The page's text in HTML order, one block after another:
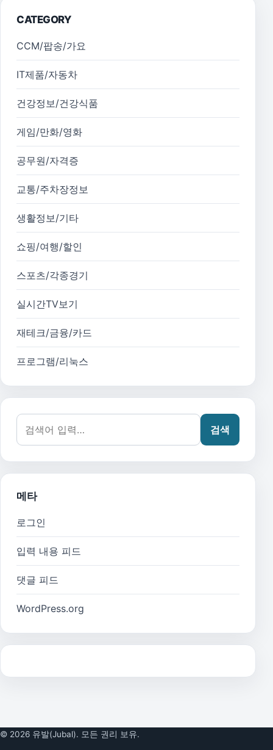
CATEGORY
CCM/팝송/가요
IT제품/자동차
건강정보/건강식품
게임/만화/영화
공무원/자격증
교통/주차장정보
생활정보/기타
쇼핑/여행/할인
스포츠/각종경기
실시간TV보기
재테크/금융/카드
프로그램/리눅스
검색어:
검색
메타
로그인
입력 내용 피드
댓글 피드
WordPress.org
© 2026 유발(Jubal). 모든 권리 보유.